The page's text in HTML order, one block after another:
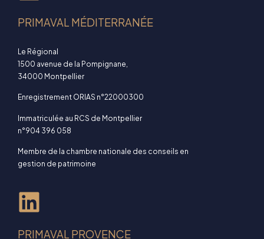
PRIMAVAL MÉDITERRANÉE
Le Régional
1500 avenue de la Pompignane,
34000 Montpellier
Enregistrement ORIAS n°22000300
Immatriculée au RCS de Montpellier
n°904 396 058
Membre de la chambre nationale des conseils en
gestion de patrimoine
PRIMAVAL PROVENCE